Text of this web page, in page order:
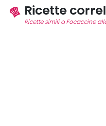
Ricette
Ricette simili a Focaccine